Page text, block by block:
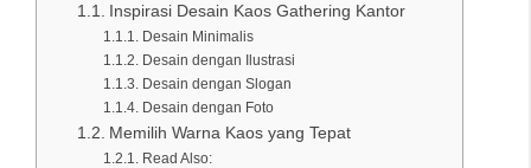
Inspirasi Desain Kaos Gathering Kantor
Desain Minimalis
Desain dengan Ilustrasi
Desain dengan Slogan
Desain dengan Foto
Memilih Warna Kaos yang Tepat
Read Also: